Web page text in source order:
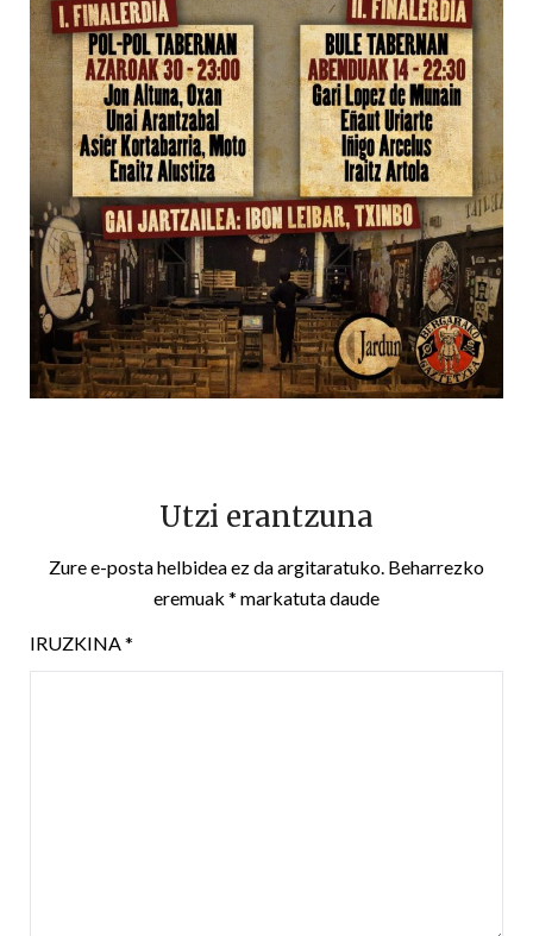
Utzi erantzuna
Zure e-posta helbidea ez da argitaratuko. Beharrezko
eremuak * markatuta daude
IRUZKINA*